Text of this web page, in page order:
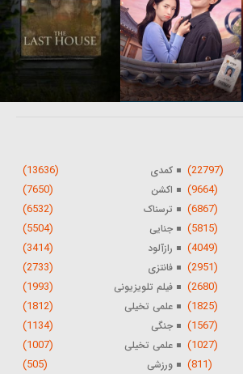
(22797) کمدی (13636)
(9664) اکشن (7650)
(6867) ترسناک (6532)
(5815) جنایی (5504)
(4049) رازآلود (3414)
(2951) فانتزی (2733)
(2680) فیلم تلویزیونی (1993)
(1825) علمی تخیلی (1812)
(1567) جنگی (1134)
(1027) علمی تخیلی (1007)
(811) ورزشی (505)